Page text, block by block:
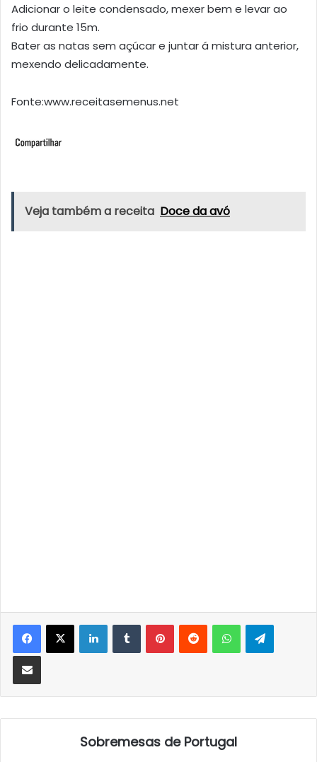
Adicionar o leite condensado, mexer bem e levar ao
frio durante 15m.
Bater as natas sem açúcar e juntar á mistura anterior,
mexendo delicadamente.
Fonte:www.receitasemenus.net
Veja também a receita Doce da avó
LinkedInTumblrPinterestReddit WhatsApp
Partilhar Via Email
Sobremesas de Portugal